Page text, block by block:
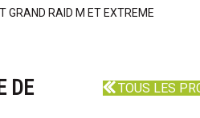
GRAND RAID M ET EXTREME
TOUS LES
DE